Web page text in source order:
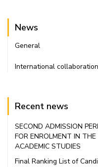
News
General
International collaboration
Recent news
SECOND ADMISSION
FOR ENROLMENT IN
ACADEMIC STUDIES
Final Ranking List of